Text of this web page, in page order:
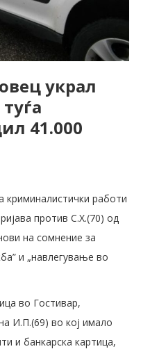
украл
41.000
криминалистички работи
против С.Х.(70) од
на сомнение за
и „навлегување во
во Гостивар,
И.П.(69) во кој имало
и банкарска картица,